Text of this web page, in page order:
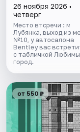
26 ноября 2026 •
четверг
Место втсречи : м
Лубянка, выход из
№10, у автосалона
Bentley вас
с табличкой
город.
от 550 ₽